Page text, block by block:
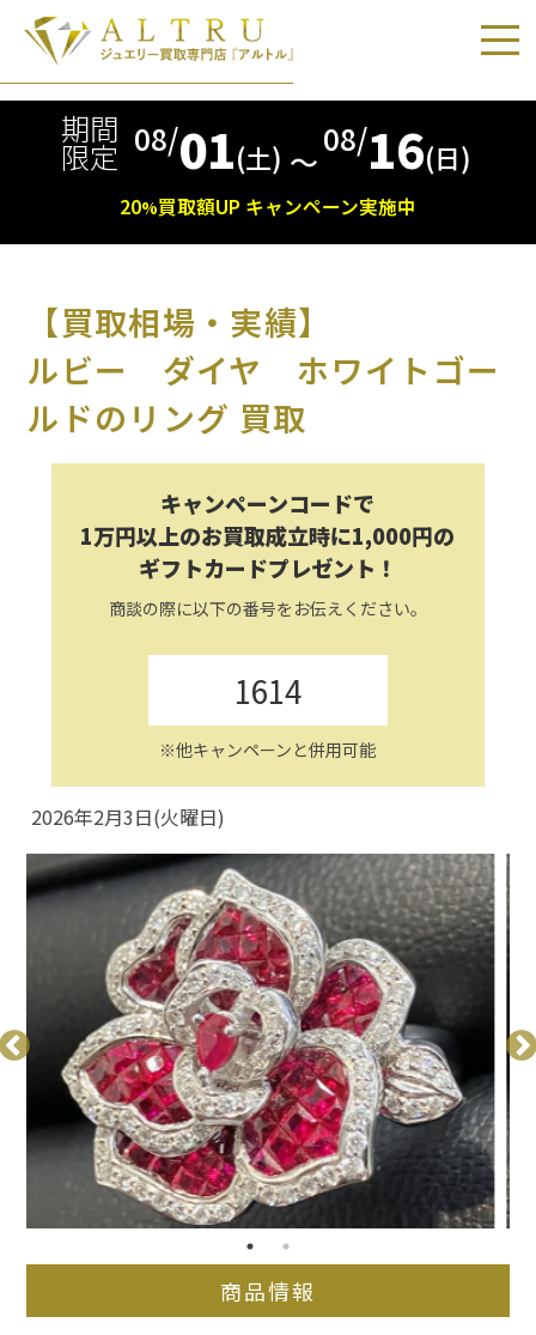
期間
限定 08/01(土) 〜
08/16(日)
20%買取額UP キャンペーン実施中
【買取相場・実績】
ルビー ダイヤ ホワイトゴー
ルドのリング 買取
キャンペーンコードで
1万円以上のお買取成立時に1,000円の
ギフトカードプレゼント！
商談の際に以下の番号をお伝えください。
1614
※他キャンペーンと併用可能
2026年2月3日(火曜日)
商品情報